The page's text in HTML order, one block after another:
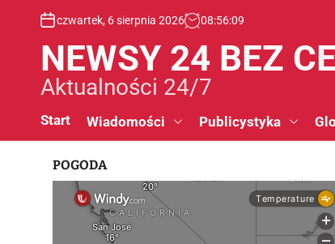
czwartek, 6 sierpnia 2026 08:56:10
NEWSY 24 BEZ
Aktualności 24/7
Start Wiadomości Publicystyka
POGODA